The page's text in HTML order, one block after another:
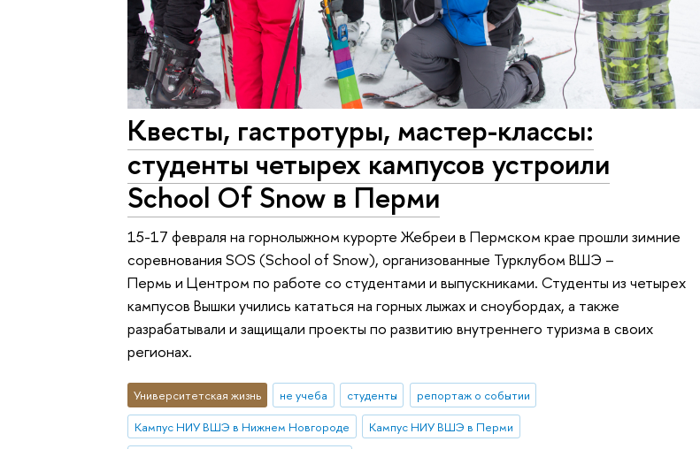
Квесты, гастротуры, мастер-классы:
студенты четырех кампусов устроили
School Of Snow в Перми
15-17 февраля на горнолыжном курорте Жебреи в Пермском крае прошли зимние
соревнования SOS (School of Snow), организованные Турклубом ВШЭ –
Пермь и Центром по работе со студентами и выпускниками. Студенты из четырех
кампусов Вышки учились кататься на горных лыжах и сноубордах, а также
разрабатывали и защищали проекты по развитию внутреннего туризма в своих
регионах.
Университетская жизнь не учеба студенты
репортаж о событии
Кампус НИУ ВШЭ в Нижнем Новгороде
Кампус НИУ ВШЭ в Перми